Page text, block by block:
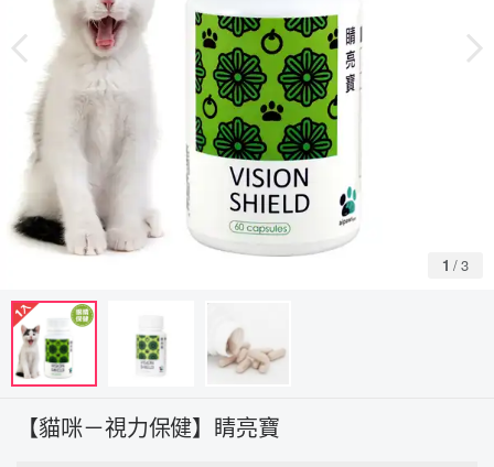
1 /3
【貓咪－視力保健】睛亮寶